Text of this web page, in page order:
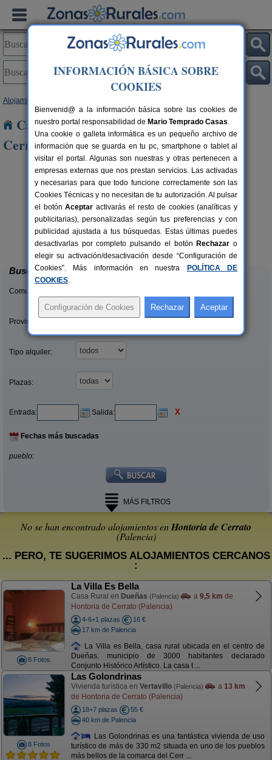
Alojamientos
Casas Rurales cerca de Hontoria de
Cerrato
14 pers.
desde30 €
La Casona de Támara
Támara de Campos (Palencia)
Buscar
Comunidades:
Provincias/Islas:
Tipo alquiler:
Plazas:
Entrada: Salida: X
Fechas más buscadas
pueblo:
MÁS FILTROS
No se han encontrado alojamientos enHontoria de Cerrato
(Palencia)
... PERO, TE SUGERIMOS ALOJAMIENTOS CERCANOS
:
8 Fotos
La Villa Es Bella
Casa Rural en Dueñas (Palencia) a 9,5 km de
Hontoria de Cerrato (Palencia)
4-6+1 plazas
16 €
17 km de Palencia
La Villa es Bella, casa rural ubicada en el centro de
Dueñas, municipio de 3000 habitantes declarado
Conjunto Histórico Artístico. La casa t ...
8 Fotos
Las Golondrinas
Vivienda turística en Vertavillo (Palencia) a 13 km
de Hontoria de Cerrato (Palencia)
18+7 plazas
55 €
40 km de Palencia
Las Golondrinas es una fantástica vivienda de uso
turístico de más de 330 m2 situada en uno de los pueblos
más bellos de la comarca del Cerr ...
INFORMACIÓN BÁSICA SOBRE
COOKIES
Bienvenid@ a la información básica sobre las cookies de
nuestro portal responsabilidad de Mario Temprado Casas.
Una cookie o galleta informática es un pequeño archivo de
información que se guarda en tu pc, smartphone o tablet al
visitar el portal. Algunas son nuestras y otras pertenecen a
empresas externas que nos prestan servicios. Las activadas
y necesarias para que todo funcione correctamente son las
Cookies Técnicas y no necesitan de tu autorización. Al pulsar
el botónAceptar activarás el resto de cookies (analíticas y
publicitarias), personalizadas según tus preferencias y con
publicidad ajustada a tus búsquedas. Estas últimas puedes
desactivarlas por completo pulsando el botón Rechazar o
elegir su activación/desactivación desde “Configuración de
Cookies”. Más información en nuestra
POLÍTICA DE
COOKIES.